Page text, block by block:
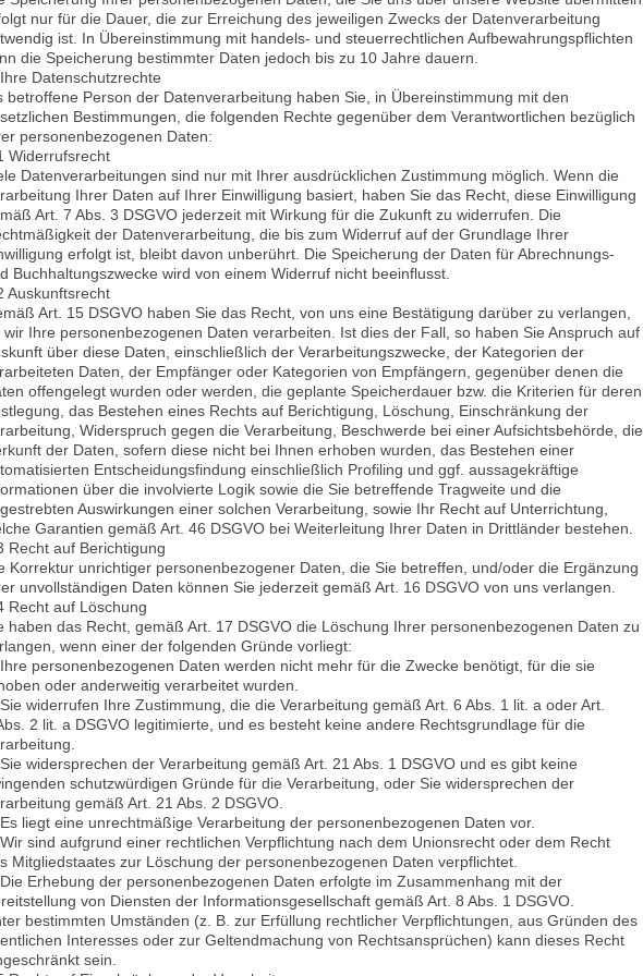
nur für die Dauer, die zur Erreichung des jeweiligen Zwecks der Datenverarbeitung
ist. In Übereinstimmung mit handels- und steuerrechtlichen Aufbewahrungspflichten
die Speicherung bestimmter Daten jedoch bis zu 10 Jahre dauern.
Datenschutzrechte
betroffene Person der Datenverarbeitung haben Sie, in Übereinstimmung mit den
Bestimmungen, die folgenden Rechte gegenüber dem Verantwortlichen bezüglich
personenbezogenen Daten:
Widerrufsrecht
Datenverarbeitungen sind nur mit Ihrer ausdrücklichen Zustimmung möglich. Wenn die
Ihrer Daten auf Ihrer Einwilligung basiert, haben Sie das Recht, diese Einwilligung
Art. 7 Abs. 3 DSGVO jederzeit mit Wirkung für die Zukunft zu widerrufen. Die
der Datenverarbeitung, die bis zum Widerruf auf der Grundlage Ihrer
erfolgt ist, bleibt davon unberührt. Die Speicherung der Daten für Abrechnungs-
Buchhaltungszwecke wird von einem Widerruf nicht beeinflusst.
Auskunftsrecht
Art. 15 DSGVO haben Sie das Recht, von uns eine Bestätigung darüber zu verlangen,
wir Ihre personenbezogenen Daten verarbeiten. Ist dies der Fall, so haben Sie Anspruch auf
über diese Daten, einschließlich der Verarbeitungszwecke, der Kategorien der
Daten, der Empfänger oder Kategorien von Empfängern, gegenüber denen die
offengelegt wurden oder werden, die geplante Speicherdauer bzw. die Kriterien für deren
das Bestehen eines Rechts auf Berichtigung, Löschung, Einschränkung der
Widerspruch gegen die Verarbeitung, Beschwerde bei einer Aufsichtsbehörde, die
der Daten, sofern diese nicht bei Ihnen erhoben wurden, das Bestehen einer
Entscheidungsfindung einschließlich Profiling und ggf. aussagekräftige
über die involvierte Logik sowie die Sie betreffende Tragweite und die
Auswirkungen einer solchen Verarbeitung, sowie Ihr Recht auf Unterrichtung,
Garantien gemäß Art. 46 DSGVO bei Weiterleitung Ihrer Daten in Drittländer bestehen.
Recht auf Berichtigung
Korrektur unrichtiger personenbezogener Daten, die Sie betreffen, und/oder die Ergänzung
unvollständigen Daten können Sie jederzeit gemäß Art. 16 DSGVO von uns verlangen.
Recht auf Löschung
haben das Recht, gemäß Art. 17 DSGVO die Löschung Ihrer personenbezogenen Daten zu
wenn einer der folgenden Gründe vorliegt:
personenbezogenen Daten werden nicht mehr für die Zwecke benötigt, für die sie
oder anderweitig verarbeitet wurden.
widerrufen Ihre Zustimmung, die die Verarbeitung gemäß Art. 6 Abs. 1 lit. a oder Art.
2 lit. a DSGVO legitimierte, und es besteht keine andere Rechtsgrundlage für die
widersprechen der Verarbeitung gemäß Art. 21 Abs. 1 DSGVO und es gibt keine
schutzwürdigen Gründe für die Verarbeitung, oder Sie widersprechen der
gemäß Art. 21 Abs. 2 DSGVO.
liegt eine unrechtmäßige Verarbeitung der personenbezogenen Daten vor.
sind aufgrund einer rechtlichen Verpflichtung nach dem Unionsrecht oder dem Recht
Mitgliedstaates zur Löschung der personenbezogenen Daten verpflichtet.
Erhebung der personenbezogenen Daten erfolgte im Zusammenhang mit der
von Diensten der Informationsgesellschaft gemäß Art. 8 Abs. 1 DSGVO.
bestimmten Umständen (z. B. zur Erfüllung rechtlicher Verpflichtungen, aus Gründen des
Interesses oder zur Geltendmachung von Rechtsansprüchen) kann dieses Recht
sein.